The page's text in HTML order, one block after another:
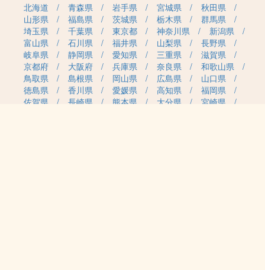
北海道 青森県 岩手県 宮城県
秋田県
山形県
福島県 茨城県 栃木県
群馬県
埼玉県
千葉県 東京都 神奈川県
新潟県
富山県
石川県 福井県 山梨県
長野県
岐阜県
静岡県 愛知県 三重県
滋賀県
京都府
大阪府 兵庫県 奈良県
和歌山県
鳥取県
島根県 岡山県 広島県
山口県
徳島県
香川県 愛媛県 高知県
福岡県
佐賀県
長崎県 熊本県 大分県
宮崎県